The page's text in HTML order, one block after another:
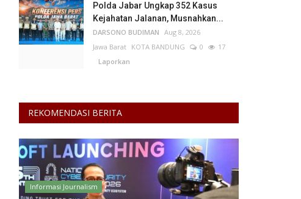
Polda Jabar Ungkap 352 Kasus
Kejahatan Jalanan, Musnahkan...
DARSONO BUDIMAN Aug 8, 2026
Jawa Barat KOTA BANDUNG 0
17
Laporkan
REKOMENDASI BERITA
Informasi Journalism